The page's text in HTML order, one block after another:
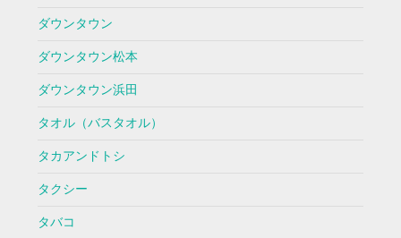
ダウンタウン
ダウンタウン松本
ダウンタウン浜田
タオル（バスタオル）
タカアンドトシ
タクシー
タバコ